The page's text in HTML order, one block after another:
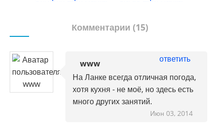
Комментарии (15)
www
ответить
На Ланке всегда отличная погода,
хотя кухня - не моё, но здесь есть
много других занятий.
Июн 03, 2014